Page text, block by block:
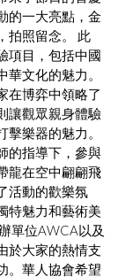
的一大亮點，金
拍照留念。 此
項目，包括中國
文化的魅力。
在博弈中領略了
讓觀眾親身體驗
樂器的魅力。
的指導下，參與
龍在空中翩翩飛
活動的歡樂氛
特魅力和藝術美
單位AWCA以及
於大家的熱情支
。華人協會希望